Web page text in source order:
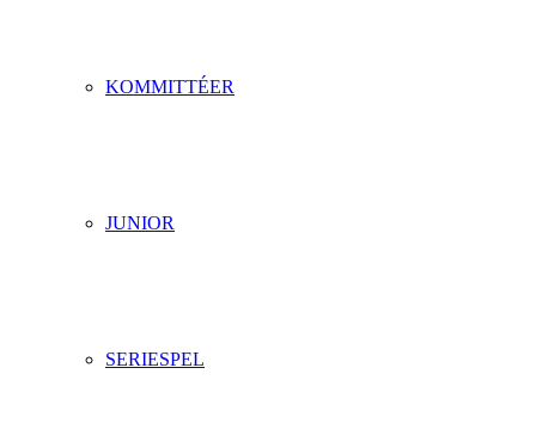
KOMMITTÉER
JUNIOR
SERIESPEL